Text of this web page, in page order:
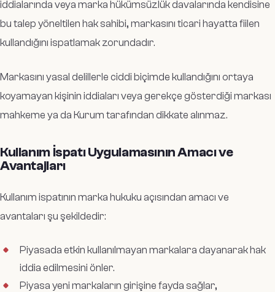
iddialarında veya marka hükümsüzlük davalarında kendisine
bu talep yöneltilen hak sahibi, markasını ticari hayatta fiilen
kullandığını ispatlamak zorundadır.
Markasını yasal delillerle ciddi biçimde kullandığını ortaya
koyamayan kişinin iddiaları veya gerekçe gösterdiği markası
mahkeme ya da Kurum tarafından dikkate alınmaz.
Kullanım İspatı Uygulamasının Amacı ve
Avantajları
Kullanım ispatının marka hukuku açısından amacı ve
avantaları şu şekildedir:
Piyasada etkin kullanılmayan markalara dayanarak hak
iddia edilmesini önler.
Piyasa yeni markaların girişine fayda sağlar,